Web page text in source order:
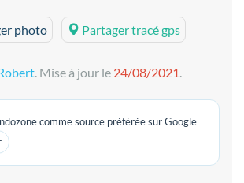
photo Partager tracé gps
. Mise à jour le 24/08/2021.
comme source préférée sur Google